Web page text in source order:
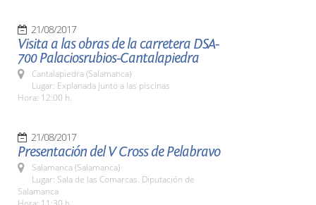
21/08/2017
Visita a las obras de la carretera DSA-
700 Palaciosrubios-Cantalapiedra
Cantalapiedra (Salamanca)
Lugar: Explanada junto a las piscinas
Hora: 12:00 h.
21/08/2017
Presentación del V Cross de Pelabravo
Salamanca (Salamanca)
Lugar: Sala de las Comarcas. Diputación de
Salamanca